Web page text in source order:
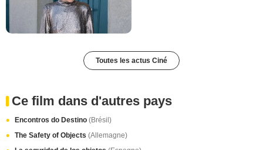
Toutes les actus Ciné
Ce film dans d'autres pays
Encontros do Destino (Brésil)
The Safety of Objects (Allemagne)